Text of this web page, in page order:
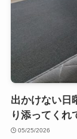
出かけない日
り添ってくれ
05/25/2026